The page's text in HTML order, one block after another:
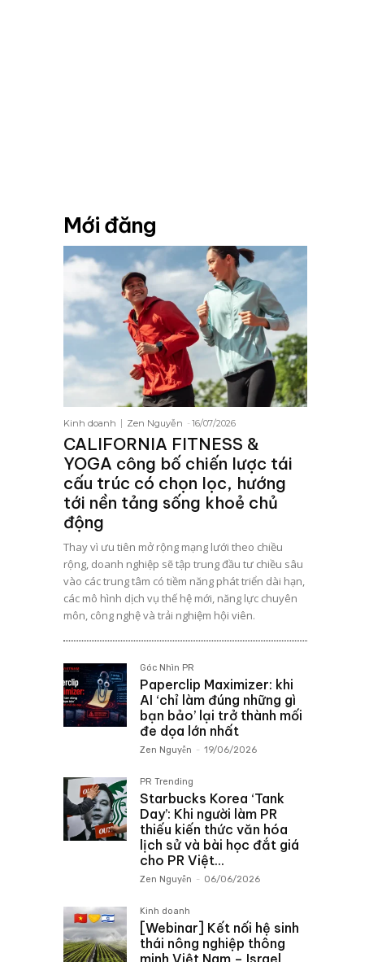
Mới đăng
Kinh doanh Zen Nguyễn - 16/07/2026
CALIFORNIA FITNESS &
YOGA công bố chiến lược tái
cấu trúc có chọn lọc, hướng
tới nền tảng sống khoẻ chủ
động
Thay vì ưu tiên mở rộng mạng lưới theo chiều
rộng, doanh nghiệp sẽ tập trung đầu tư chiều sâu
vào các trung tâm có tiềm năng phát triển dài hạn,
các mô hình dịch vụ thế hệ mới, năng lực chuyên
môn, công nghệ và trải nghiệm hội viên.
Góc Nhìn PR
Paperclip Maximizer: khi
AI ‘chỉ làm đúng những gì
bạn bảo’ lại trở thành mối
đe dọa lớn nhất
Zen Nguyễn - 19/06/2026
PR Trending
Starbucks Korea ‘Tank
Day’: Khi người làm PR
thiếu kiến thức văn hóa
lịch sử và bài học đắt giá
cho PR Việt...
Zen Nguyễn - 06/06/2026
Kinh doanh
[Webinar] Kết nối hệ sinh
thái nông nghiệp thông
minh Việt Nam – Israel